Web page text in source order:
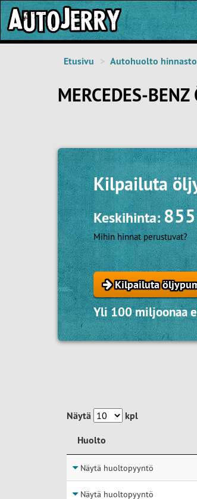
Etusivu Autohuolto hinnasto
MERCEDES-
Kilpailuta
Keskihinta:
Mihin hinnat perustuvat?
Kilpailuta
Yli 100 miljoonaa
Näytä
kpl
Huolto
Huolto
Näytä huoltopyyntö
Näytä huoltopyyntö